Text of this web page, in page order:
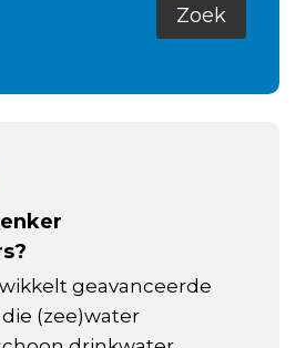
geavanceerde
(zee)water